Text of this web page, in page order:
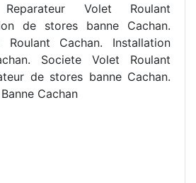
Reparateur Volet Roulant
de stores banne Cachan.
Roulant Cachan. Installation
Societe Volet Roulant
de stores banne Cachan.
Cachan